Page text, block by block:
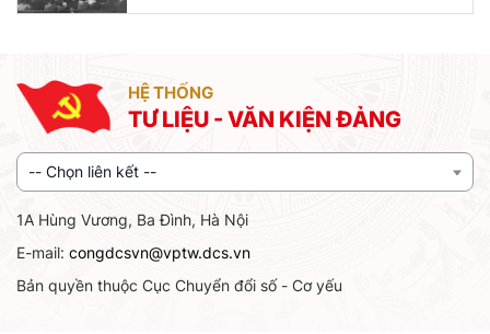
HỆ THỐNG
TƯ LIỆU - VĂN KIỆN ĐẢNG
-- Chọn liên kết --
1A Hùng Vương, Ba Đình, Hà Nội
E-mail: congdcsvn@vptw.dcs.vn
Bản quyền thuộc Cục Chuyển đổi số - Cơ yếu